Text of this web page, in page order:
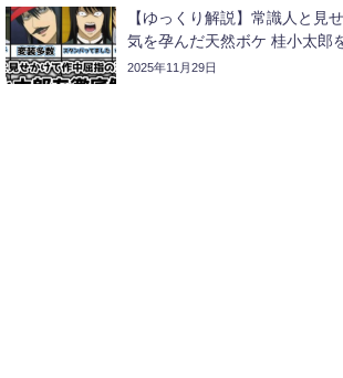
【ゆっくり解説】常識人と見
気を孕んだ天然ボケ 桂小太郎
2025年11月29日